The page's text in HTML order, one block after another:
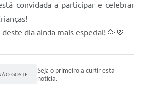
convidada a participar e celebrar
dia ainda mais especial! 🥳💜
GOSTEI
Seja o primeiro a curtir esta
notícia.